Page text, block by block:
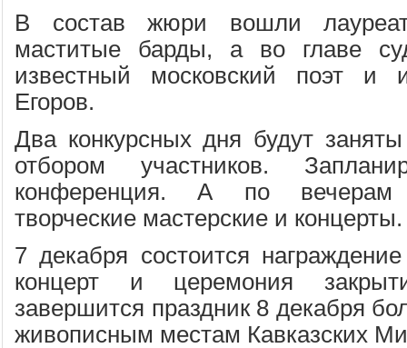
В состав жюри вошли
маститые барды, а во главе
известный московский поэт и
Егоров.
Два конкурсных дня будут
отбором участников.
конференция. А по вечерам
творческие мастерские и концерты.
7 декабря состоится
концерт и церемония
завершится праздник 8 декабря
живописным местам Кавказских